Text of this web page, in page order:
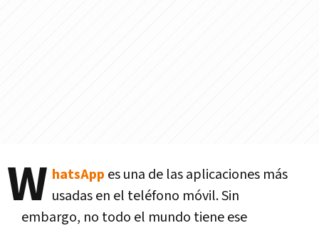
W hatsApp es una de las aplicaciones más
usadas en el teléfono móvil. Sin
embargo, no todo el mundo tiene ese